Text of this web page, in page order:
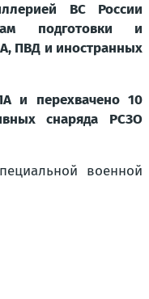
ВС России
подготовки и
ПВД и иностранных
и перехвачено 10
снаряда РСЗО
военной